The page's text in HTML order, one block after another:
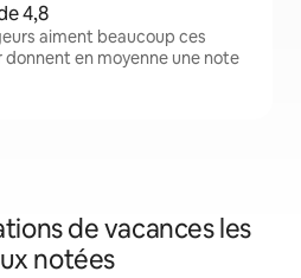
4,8
aiment beaucoup ces
donnent en moyenne une note
de vacances les
notées